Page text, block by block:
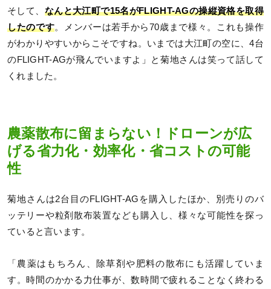
そして、 なんと大江町で15名がFLIGHT-AGの操縦資格を取得
したのです。メンバーは若手から70歳まで様々。これも操作
がわかりやすいからこそですね。いまでは大江町の空に、4台
のFLIGHT-AGが飛んでいますよ」と菊地さんは笑って話して
くれました。
農薬散布に留まらない！ドローンが広
げる省力化・効率化・省コストの可能
性
菊地さんは2台目のFLIGHT-AGを購入したほか、別売りのバ
ッテリーや粒剤散布装置なども購入し、様々な可能性を探っ
ていると言います。
「農薬はもちろん、除草剤や肥料の散布にも活躍していま
す。時間のかかる力仕事が、数時間で疲れることなく終わる